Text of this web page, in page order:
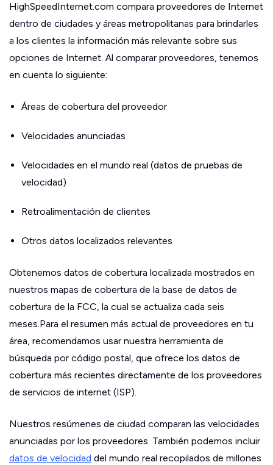
HighSpeedInternet.com compara proveedores de Internet
dentro de ciudades y áreas metropolitanas para brindarles
a los clientes la información más relevante sobre sus
opciones de Internet. Al comparar proveedores, tenemos
en cuenta lo siguiente:
Áreas de cobertura del proveedor
Velocidades anunciadas
Velocidades en el mundo real (datos de pruebas de
velocidad)
Retroalimentación de clientes
Otros datos localizados relevantes
Obtenemos datos de cobertura localizada mostrados en
nuestros mapas de cobertura de la base de datos de
cobertura de la FCC, la cual se actualiza cada seis
meses.Para el resumen más actual de proveedores en tu
área, recomendamos usar nuestra herramienta de
búsqueda por código postal, que ofrece los datos de
cobertura más recientes directamente de los proveedores
de servicios de internet (ISP).
Nuestros resúmenes de ciudad comparan las velocidades
anunciadas por los proveedores. También podemos incluir
datos de velocidad del mundo real recopilados de millones